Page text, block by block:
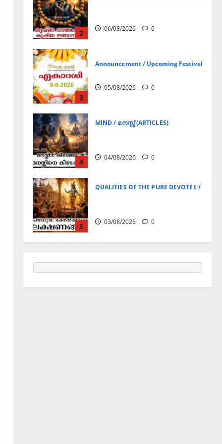
2 06/08/2026 0
3
Announcement / Upcoming Festivals
05/08/2026 0
4
MIND / മനസ്സ് (ARTICLES)
04/08/2026 0
5
QUALITIES OF THE PURE DEVOTEE /
03/08/2026 0